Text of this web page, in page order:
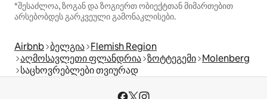
*შესაძლოა, ზოგან და ზოგიერთ ობიექტთან მიმართებით
არსებობდეს გარკვეული გამონაკლისები.
Airbnb ბელგია Flemish Region
აღმოსავლეთი ფლანდრია ზოტტეგემი Molenberg
საცხოვრებლები თვიურად